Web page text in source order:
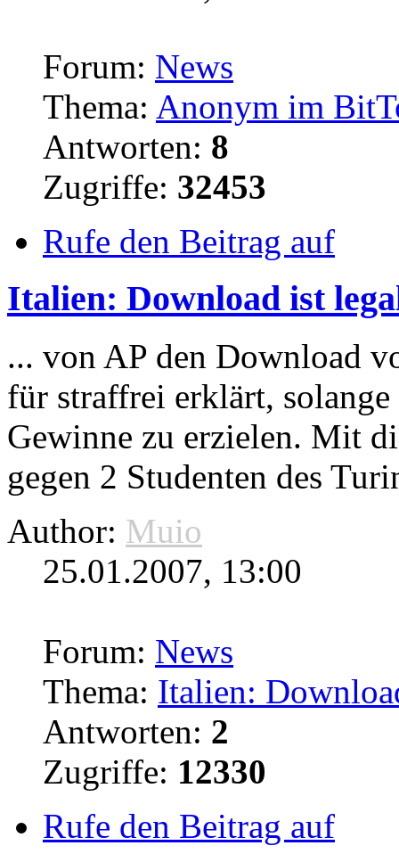
Forum: News
Thema: Anonym im
Antworten: 8
Zugriffe: 32453
Rufe den Beitrag auf
Italien: Download ist
... von AP den Download
für straffrei erklärt,
Gewinne zu erzielen. Mit
gegen 2 Studenten des
Author: Muio
25.01.2007, 13:00
Forum: News
Thema: Italien:
Antworten: 2
Zugriffe: 12330
Rufe den Beitrag auf